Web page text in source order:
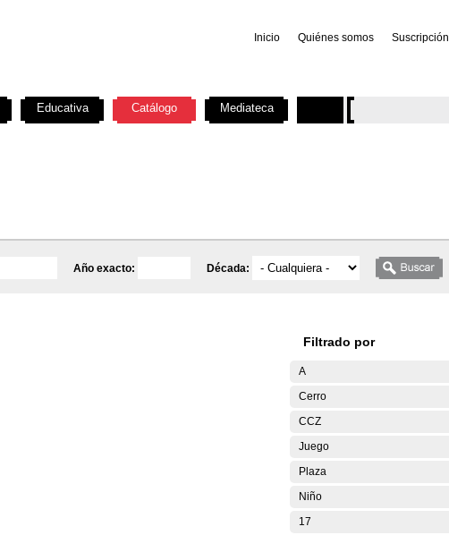
Inicio Quiénes somos Suscripción
Año exacto: Década:
Filtrado por
A
Cerro
CCZ
Juego
Plaza
Niño
17
Educativa Catálogo Mediateca